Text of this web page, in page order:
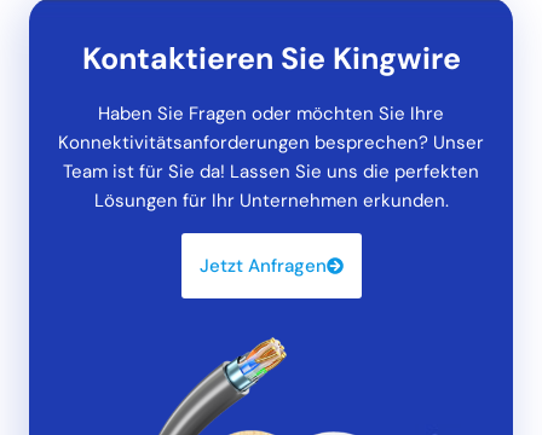
Kontaktieren Sie Kingwire
Haben Sie Fragen oder möchten Sie Ihre
Konnektivitätsanforderungen besprechen? Unser
Team ist für Sie da! Lassen Sie uns die perfekten
Lösungen für Ihr Unternehmen erkunden.
Jetzt Anfragen